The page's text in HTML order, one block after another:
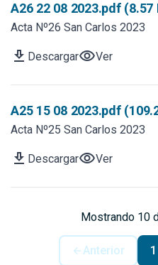
A26 22 08 2023.pdf (8.57
Acta Nº26 San Carlos 2023
download DescargarvisibilityVer
A25 15 08 2023.pdf
Acta Nº25 San Carlos 2023
download DescargarvisibilityVer
Mostrando 10
Anterior 1